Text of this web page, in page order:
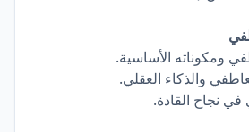
ومكوناته الأساسية.
والذكاء العقلي.
في نجاح القادة.